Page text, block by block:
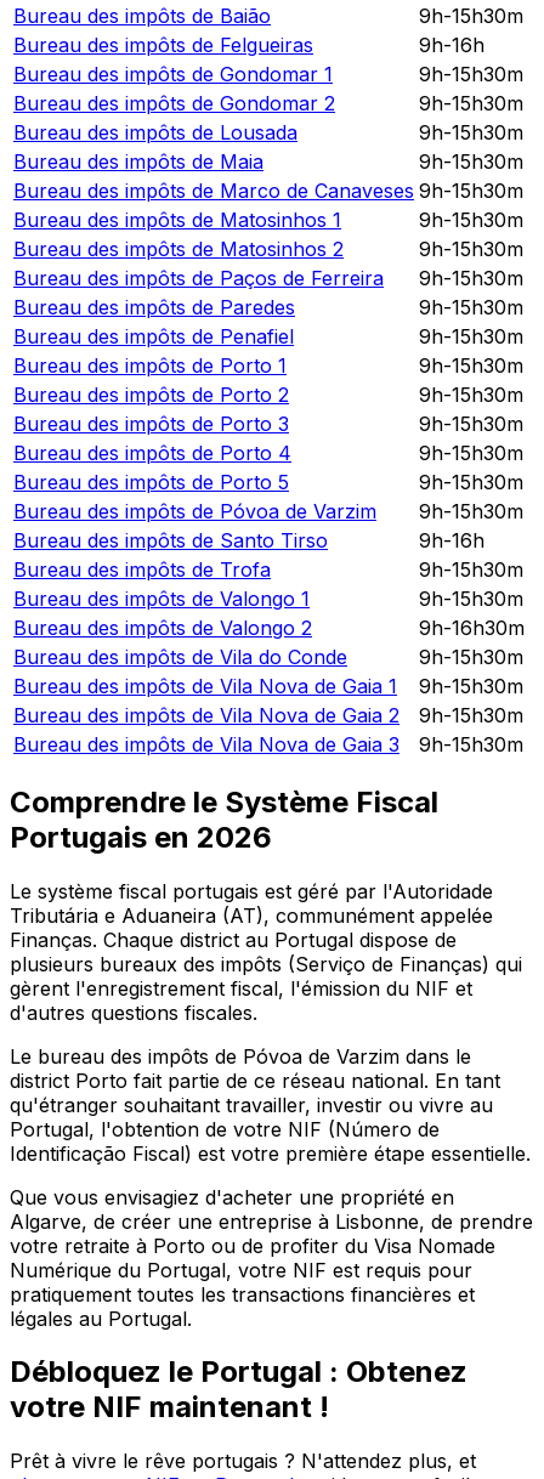
Bureau des impôts de Baião
9h-15h30m
Bureau des impôts de Felgueiras
9h-16h
Bureau des impôts de Gondomar 1
9h-15h30m
Bureau des impôts de Gondomar 2
9h-15h30m
Bureau des impôts de Lousada
9h-15h30m
Bureau des impôts de Maia
9h-15h30m
Bureau des impôts de Marco de Canaveses 9h-15h30m
Bureau des impôts de Matosinhos 1
9h-15h30m
Bureau des impôts de Matosinhos 2
9h-15h30m
Bureau des impôts de Paços de Ferreira
9h-15h30m
Bureau des impôts de Paredes
9h-15h30m
Bureau des impôts de Penafiel
9h-15h30m
Bureau des impôts de Porto 1
9h-15h30m
Bureau des impôts de Porto 2
9h-15h30m
Bureau des impôts de Porto 3
9h-15h30m
Bureau des impôts de Porto 4
9h-15h30m
Bureau des impôts de Porto 5
9h-15h30m
Bureau des impôts de Póvoa de Varzim
9h-15h30m
Bureau des impôts de Santo Tirso
9h-16h
Bureau des impôts de Trofa
9h-15h30m
Bureau des impôts de Valongo 1
9h-15h30m
Bureau des impôts de Valongo 2
9h-16h30m
Bureau des impôts de Vila do Conde
9h-15h30m
Bureau des impôts de Vila Nova de Gaia 1
9h-15h30m
Bureau des impôts de Vila Nova de Gaia 2
9h-15h30m
Bureau des impôts de Vila Nova de Gaia 3 9h-15h30m
Comprendre le Système Fiscal
Portugais en 2026
Le système fiscal portugais est géré par l'Autoridade
Tributária e Aduaneira (AT), communément appelée
Finanças. Chaque district au Portugal dispose de
plusieurs bureaux des impôts (Serviço de Finanças) qui
gèrent l'enregistrement fiscal, l'émission du NIF et
d'autres questions fiscales.
Le bureau des impôts de Póvoa de Varzim dans le
district Porto fait partie de ce réseau national. En tant
qu'étranger souhaitant travailler, investir ou vivre au
Portugal, l'obtention de votre NIF (Número de
Identificação Fiscal) est votre première étape essentielle.
Que vous envisagiez d'acheter une propriété en
Algarve, de créer une entreprise à Lisbonne, de prendre
votre retraite à Porto ou de profiter du Visa Nomade
Numérique du Portugal, votre NIF est requis pour
pratiquement toutes les transactions financières et
légales au Portugal.
Débloquez le Portugal : Obtenez
votre NIF maintenant !
Prêt à vivre le rêve portugais ? N'attendez plus, et